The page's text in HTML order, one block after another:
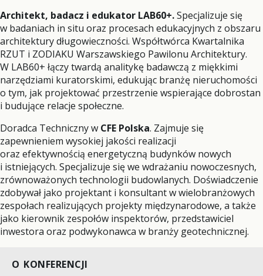
Architekt, badacz i edukator LAB60+.Specjalizuje się
w badaniach in situ oraz procesach edukacyjnych z obszaru
architektury długowieczności. Współtwórca Kwartalnika
RZUT i ZODIAKU Warszawskiego Pawilonu Architektury.
W LAB60+ łączy twardą analitykę badawczą z miękkimi
narzędziami kuratorskimi, edukując branżę nieruchomości
o tym, jak projektować przestrzenie wspierające dobrostan
i budujące relacje społeczne.
Doradca Techniczny w CFE Polska. Zajmuje się
zapewnieniem wysokiej jakości realizacji
oraz efektywnością energetyczną budynków nowych
i istniejących. Specjalizuje się we wdrażaniu nowoczesnych,
zrównoważonych technologii budowlanych. Doświadczenie
zdobywał jako projektant i konsultant w wielobranżowych
zespołach realizujących projekty międzynarodowe, a także
jako kierownik zespołów inspektorów, przedstawiciel
inwestora oraz podwykonawca w branży geotechnicznej.
O KONFERENCJI